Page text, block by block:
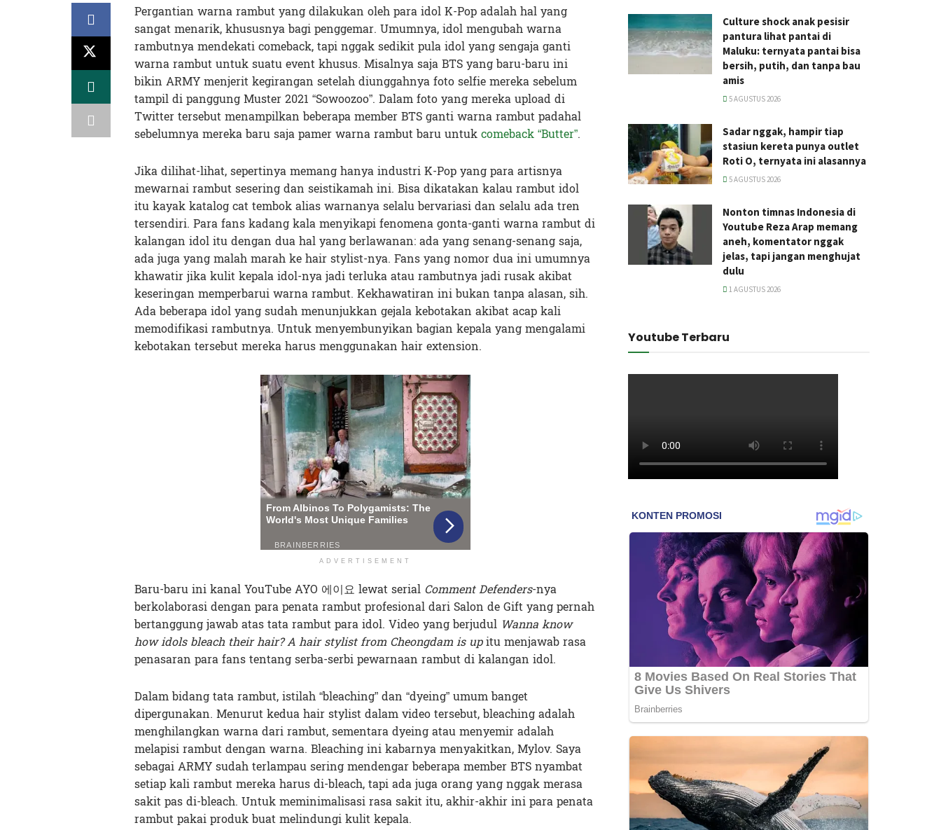
Pergantian warna rambut yang dilakukan oleh para idol K-Pop adalah hal yang
sangat menarik, khususnya bagi penggemar. Umumnya, idol mengubah warna
rambutnya mendekati comeback, tapi nggak sedikit pula idol yang sengaja ganti
warna rambut untuk suatu event khusus. Misalnya saja BTS yang baru-baru ini
bikin ARMY menjerit kegirangan setelah diunggahnya foto selfie mereka sebelum
tampil di panggung Muster 2021 “Sowoozoo”. Dalam foto yang mereka upload di
Twitter tersebut menampilkan beberapa member BTS ganti warna rambut padahal
sebelumnya mereka baru saja pamer warna rambut baru untukcomeback “Butter”.
Jika dilihat-lihat, sepertinya memang hanya industri K-Pop yang para artisnya
mewarnai rambut sesering dan seistikamah ini. Bisa dikatakan kalau rambut idol
itu kayak katalog cat tembok alias warnanya selalu bervariasi dan selalu ada tren
tersendiri. Para fans kadang kala menyikapi fenomena gonta-ganti warna rambut di
kalangan idol itu dengan dua hal yang berlawanan: ada yang senang-senang saja,
ada juga yang malah marah ke hair stylist-nya. Fans yang nomor dua ini umumnya
khawatir jika kulit kepala idol-nya jadi terluka atau rambutnya jadi rusak akibat
keseringan memperbarui warna rambut. Kekhawatiran ini bukan tanpa alasan, sih.
Ada beberapa idol yang sudah menunjukkan gejala kebotakan akibat acap kali
memodifikasi rambutnya. Untuk menyembunyikan bagian kepala yang mengalami
kebotakan tersebut mereka harus menggunakan hair extension.
ADVERTISEMENT
Baru-baru ini kanal YouTube AYO 에이요 lewat serial Comment Defenders-nya
berkolaborasi dengan para penata rambut profesional dari Salon de Gift yang pernah
bertanggung jawab atas tata rambut para idol. Video yang berjudul Wanna know
how idols bleach their hair? A hair stylist from Cheongdam is upitu menjawab rasa
penasaran para fans tentang serba-serbi pewarnaan rambut di kalangan idol.
Dalam bidang tata rambut, istilah “bleaching” dan “dyeing” umum banget
dipergunakan. Menurut kedua hair stylist dalam video tersebut, bleaching adalah
menghilangkan warna dari rambut, sementara dyeing atau menyemir adalah
melapisi rambut dengan warna. Bleaching ini kabarnya menyakitkan, Mylov. Saya
sebagai ARMY sudah terlampau sering mendengar beberapa member BTS nyambat
setiap kali rambut mereka harus di-bleach, tapi ada juga orang yang nggak merasa
sakit pas di-bleach. Untuk meminimalisasi rasa sakit itu, akhir-akhir ini para penata
rambut pakai produk buat melindungi kulit kepala.
Culture shock anak pesisir
pantura lihat pantai di
Maluku: ternyata pantai bisa
bersih, putih, dan tanpa bau
amis
5 AGUSTUS 2026
Sadar nggak, hampir tiap
stasiun kereta punya outlet
Roti O, ternyata ini alasannya
5 AGUSTUS 2026
Nonton timnas Indonesia di
Youtube Reza Arap memang
aneh, komentator nggak
jelas, tapi jangan menghujat
dulu
1 AGUSTUS 2026
Youtube Terbaru